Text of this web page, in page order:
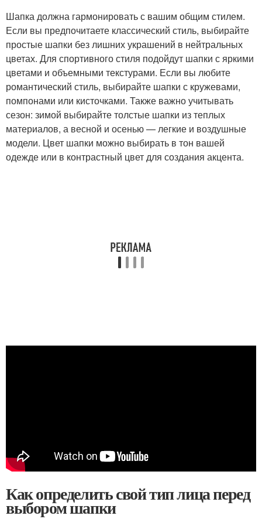
Шапка должна гармонировать с вашим общим стилем.
Если вы предпочитаете классический стиль, выбирайте
простые шапки без лишних украшений в нейтральных
цветах. Для спортивного стиля подойдут шапки с яркими
цветами и объемными текстурами. Если вы любите
романтический стиль, выбирайте шапки с кружевами,
помпонами или кисточками. Также важно учитывать
сезон: зимой выбирайте толстые шапки из теплых
материалов, а весной и осенью — легкие и воздушные
модели. Цвет шапки можно выбирать в тон вашей
одежде или в контрастный цвет для создания акцента.
Как определить свой тип лица перед
выбором шапки